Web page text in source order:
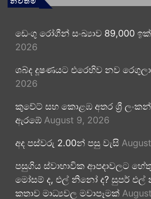
ඩෙංගු රෝගීන් සංඛ්‍යාව 89,000
2026
ශබ්ද දූෂණයට එරෙහිව නව
2026
කුවේට් සහ කොළඹ අතර ශ්‍රී
ඇරඹේ August 9, 2026
අද පස්වරු 2.00න් පසු වැසි
පසුගිය ස්වාභාවික ආපදාවලට
මෝසම් ද, එල් නිනෝ ද? සුපර්
කතාව මාධ්‍යවල මවාපෑමක්